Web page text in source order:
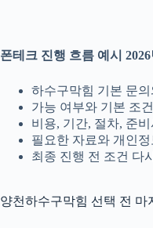
폰테크 진행 흐름 예시
하수구막힘 기본 문
가능 여부와 기본 조
비용, 기간, 절차, 준
필요한 자료와 개인
최종 진행 전 조건 다
양천하수구막힘 선택 전 마